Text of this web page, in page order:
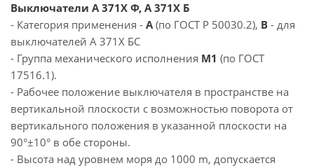
Выключатели А 371Х Ф, А 371Х Б
- Категория применения - А(по ГОСТ Р 50030.2), В - для
выключателей А 371Х БС
- Группа механического исполнения М1 (по ГОСТ
17516.1).
- Рабочее положение выключателя в пространстве на
вертикальной плоскости с возможностью поворота от
вертикального положения в указанной плоскости на
90°±10° в обе стороны.
- Высота над уровнем моря до 1000 m, допускается